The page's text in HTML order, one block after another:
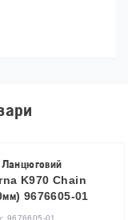
Ланцюговий
K970 Chain
9676605-01
9676605-01